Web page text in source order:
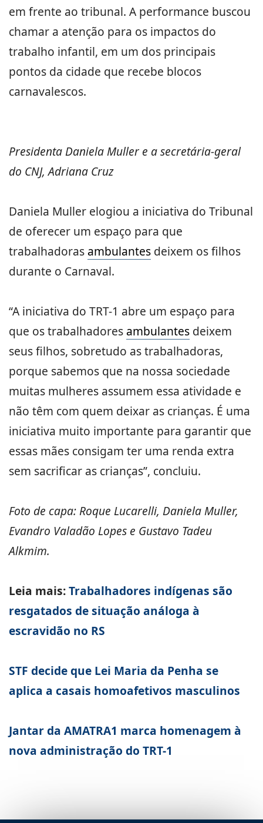
em frente ao tribunal. A performance buscou
chamar a atenção para os impactos do
trabalho infantil, em um dos principais
pontos da cidade que recebe blocos
carnavalescos.
Presidenta Daniela Muller e a secretária-geral
do CNJ, Adriana Cruz
Daniela Muller elogiou a iniciativa do Tribunal
de oferecer um espaço para que
trabalhadoras ambulantes deixem os filhos
durante o Carnaval.
“A iniciativa do TRT-1 abre um espaço para
que os trabalhadores ambulantes deixem
seus filhos, sobretudo as trabalhadoras,
porque sabemos que na nossa sociedade
muitas mulheres assumem essa atividade e
não têm com quem deixar as crianças. É uma
iniciativa muito importante para garantir que
essas mães consigam ter uma renda extra
sem sacrificar as crianças”, concluiu.
Foto de capa: Roque Lucarelli, Daniela Muller,
Evandro Valadão Lopes e Gustavo Tadeu
Alkmim.
Leia mais:Trabalhadores indígenas são
resgatados de situação análoga à
escravidão no RS
STF decide que Lei Maria da Penha se
aplica a casais homoafetivos masculinos
Jantar da AMATRA1 marca homenagem à
nova administração do TRT-1